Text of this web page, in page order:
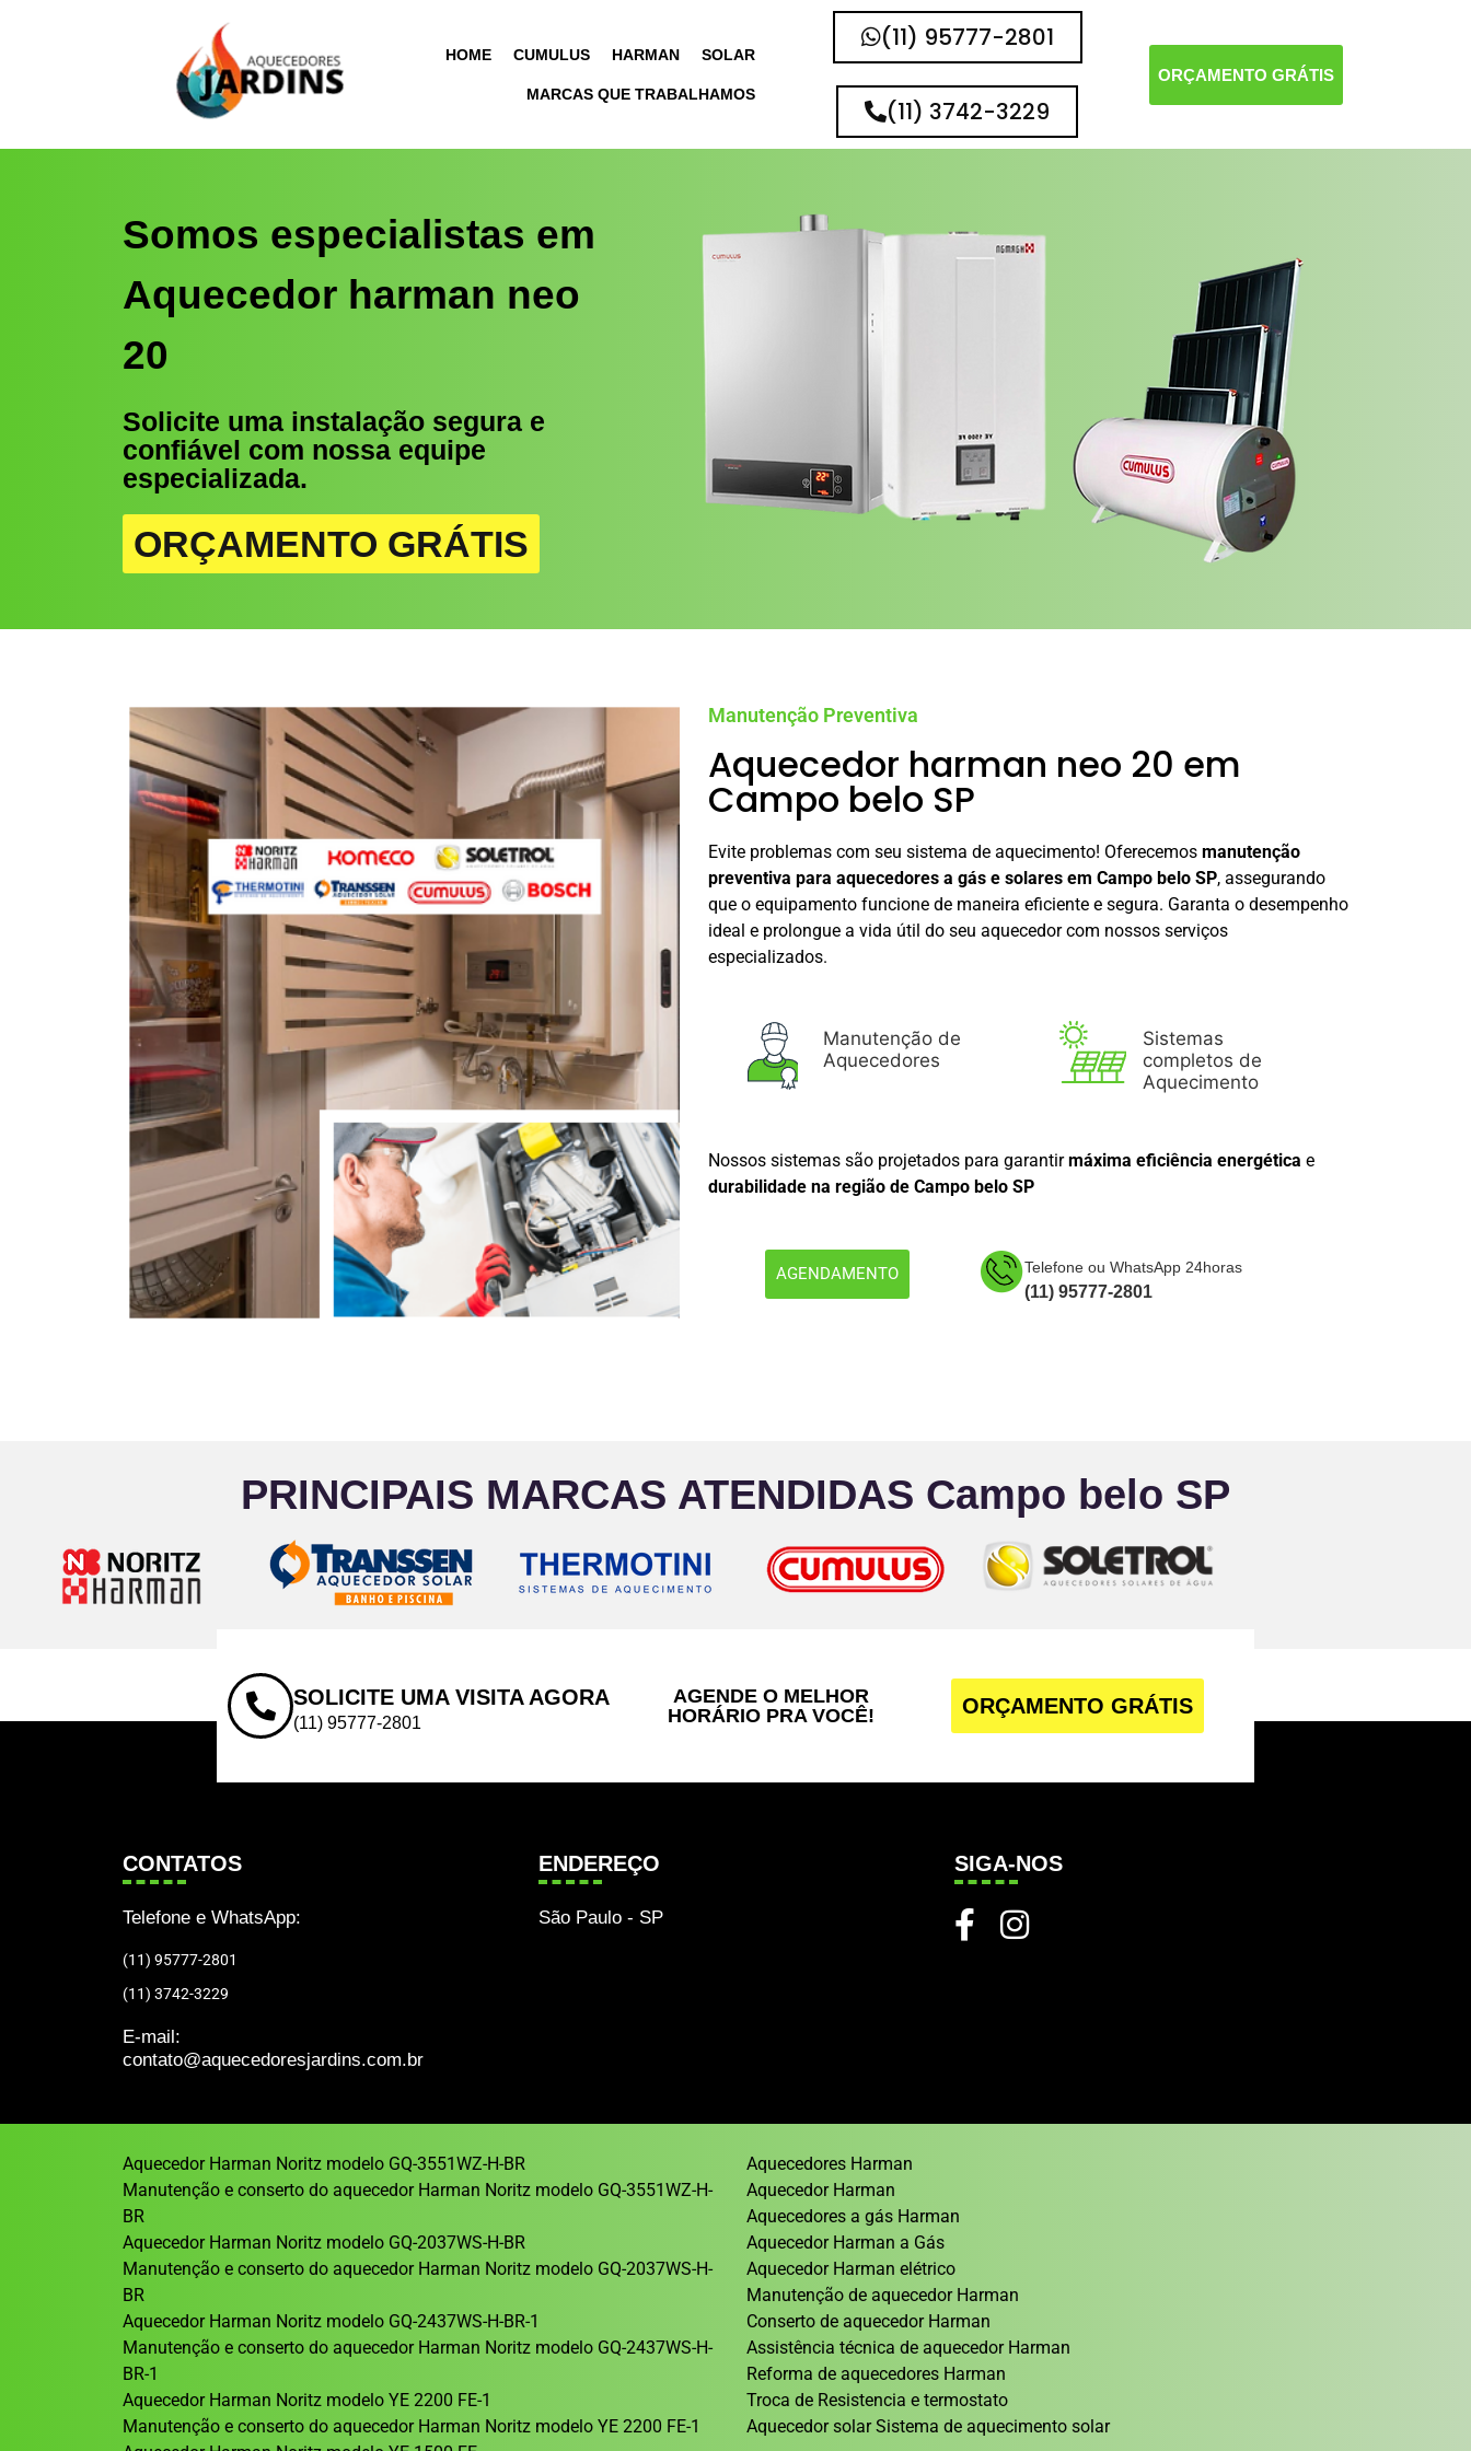
HOME CUMULUS HARMAN SOLAR
MARCAS QUE TRABALHAMOS
(11) 95777-2801
(11) 3742-3229
ORÇAMENTO GRÁTIS
Somos especialistas em
Aquecedor harman neo
20
Solicite uma instalação segura e
confiável com nossa equipe
especializada.
ORÇAMENTO GRÁTIS
Manutenção Preventiva
Aquecedor harman neo 20 em
Campo belo SP
Evite problemas com seu sistema de aquecimento! Oferecemos manutenção
preventiva para aquecedores a gás e solares em Campo belo SP, assegurando
que o equipamento funcione de maneira eficiente e segura. Garanta o desempenho
ideal e prolongue a vida útil do seu aquecedor com nossos serviços
especializados.
Manutenção de
Aquecedores
Sistemas
completos de
Aquecimento
Nossos sistemas são projetados para garantirmáxima eficiência energética e
durabilidade na região de Campo belo SP
AGENDAMENTO Telefone ou WhatsApp 24horas
(11) 95777-2801
PRINCIPAIS MARCAS ATENDIDAS Campo belo SP
SOLICITE UMA VISITA AGORA
(11) 95777-2801
AGENDE O MELHOR
HORÁRIO PRA VOCÊ!
ORÇAMENTO GRÁTIS
CONTATOS
Telefone e WhatsApp:
(11) 95777-2801
(11) 3742-3229
E-mail:
contato@aquecedoresjardins.com.br
ENDEREÇO
São Paulo - SP
SIGA-NOS
Aquecedor Harman Noritz modelo GQ-3551WZ-H-BR
Manutenção e conserto do aquecedor Harman Noritz modelo GQ-3551WZ-H-
BR
Aquecedor Harman Noritz modelo GQ-2037WS-H-BR
Manutenção e conserto do aquecedor Harman Noritz modelo GQ-2037WS-H-
BR
Aquecedor Harman Noritz modelo GQ-2437WS-H-BR-1
Manutenção e conserto do aquecedor Harman Noritz modelo GQ-2437WS-H-
BR-1
Aquecedor Harman Noritz modelo YE 2200 FE-1
Manutenção e conserto do aquecedor Harman Noritz modelo YE 2200 FE-1
Aquecedores Harman
Aquecedor Harman
Aquecedores a gás Harman
Aquecedor Harman a Gás
Aquecedor Harman elétrico
Manutenção de aquecedor Harman
Conserto de aquecedor Harman
Assistência técnica de aquecedor Harman
Reforma de aquecedores Harman
Troca de Resistencia e termostato
Aquecedor solar Sistema de aquecimento solar